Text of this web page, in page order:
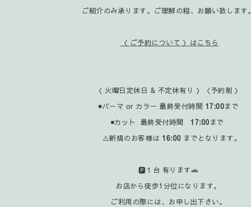
ご紹介のみ承ります。ご理解の程、お願い致します。
〈 ご予約について 〉はこちら
〈 火曜日定休日 & 不定休有り 〉〈予約制 〉
◾パーマ or カラー 最終受付時間 17:00まで
◾カット 最終受付時間 17:00まで
⚠️新規のお客様は 16:00 までとなります。
🅿️１台 有ります🚗
お店から徒歩1分位になります。
ご利用の際には、お申し出下さい。